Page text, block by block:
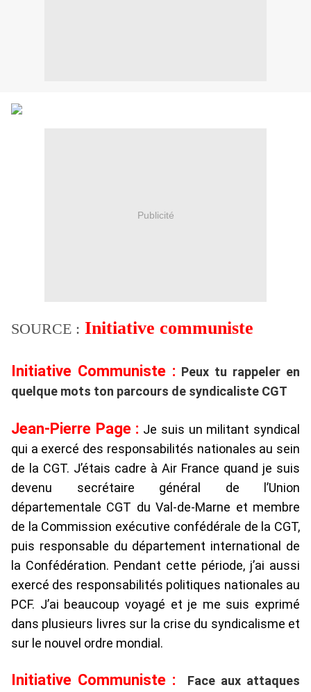
Publicité
SOURCE : Initiative communiste
Initiative Communiste : Peux tu rappeler en
quelque mots ton parcours de syndicaliste CGT
Jean-Pierre Page : Je suis un militant syndical
qui a exercé des responsabilités nationales au sein
de la CGT. J’étais cadre à Air France quand je suis
devenu secrétaire général de l’Union
départementale CGT du Val-de-Marne et membre
de la Commission exécutive confédérale de la CGT,
puis responsable du département international de
la Confédération. Pendant cette période, j’ai aussi
exercé des responsabilités politiques nationales au
PCF. J’ai beaucoup voyagé et je me suis exprimé
dans plusieurs livres sur la crise du syndicalisme et
sur le nouvel ordre mondial.
Initiative Communiste :
Face aux attaques